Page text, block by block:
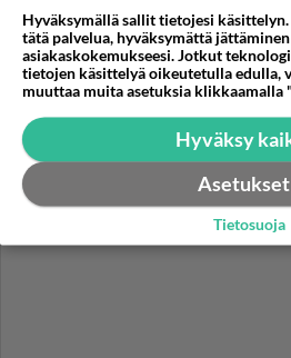
28.12.2024 15:06
Hyväksymällä sallit tietojesi
tätä palvelua, hyväksymättä
asiakaskokemukseesi. Jotkut
tietojen käsittelyä oikeutetulla edulla,
muuttaa muita asetuksia klikkaamalla
Hyväksy
Asetukset
Tietosuoja